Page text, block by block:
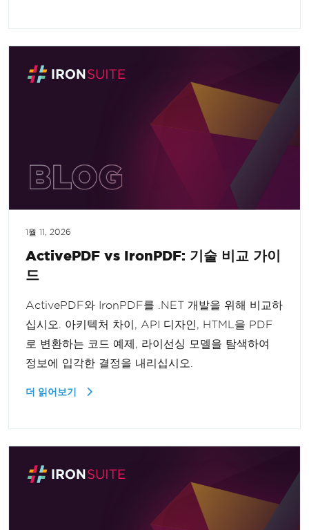
1월 11, 2026
ActivePDF vs IronPDF: 기술 비교 가이
드
ActivePDF와 IronPDF를 .NET 개발을 위해 비교하
십시오. 아키텍처 차이, API 디자인, HTML을 PDF
로 변환하는 코드 예제, 라이선싱 모델을 탐색하여
정보에 입각한 결정을 내리십시오.
더 읽어보기